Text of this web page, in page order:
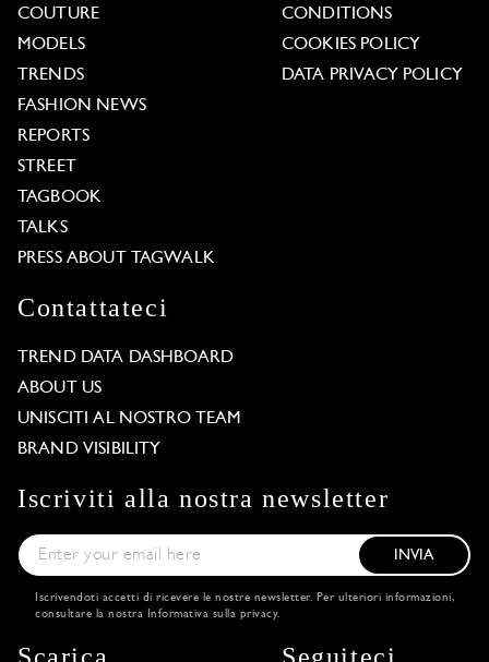
COUTURE
MODELS
TRENDS
FASHION NEWS
REPORTS
STREET
TAGBOOK
TALKS
PRESS ABOUT TAGWALK
CONDITIONS
COOKIES POLICY
DATA PRIVACY POLICY
Contattateci
TREND DATA DASHBOARD
ABOUT US
UNISCITI AL NOSTRO TEAM
BRAND VISIBILITY
Iscriviti alla nostra newsletter
INVIA
Iscrivendoti accetti di ricevere le nostre newsletter. Per ulteriori informazioni,
consultare la nostra
Informativa sulla privacy.
Scarica Seguiteci